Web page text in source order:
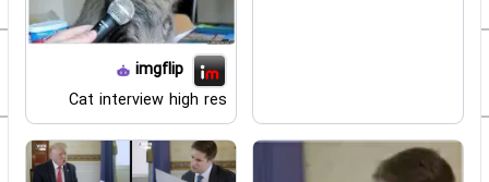
imgflip
Cat interview high res